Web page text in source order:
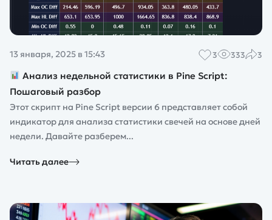
13 января, 2025 в 15:43 3 333 3
Анализ недельной статистики в Pine Script:
Пошаговый разбор
Этот скрипт на Pine Script версии 6 представляет собой
индикатор для анализа статистики свечей на основе дней
недели. Давайте разберем...
Читать далее